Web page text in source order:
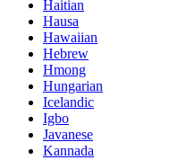
Haitian
Hausa
Hawaiian
Hebrew
Hmong
Hungarian
Icelandic
Igbo
Javanese
Kannada